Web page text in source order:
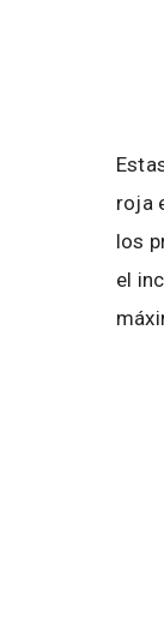
roja
los
el